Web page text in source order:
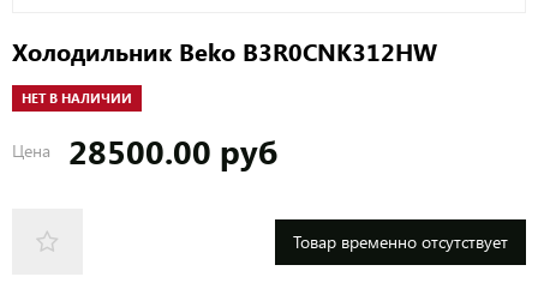
Холодильник Beko B3R0CNK312HW
НЕТ В НАЛИЧИИ
Цена 28500.00 руб
Товар временно отсутствует